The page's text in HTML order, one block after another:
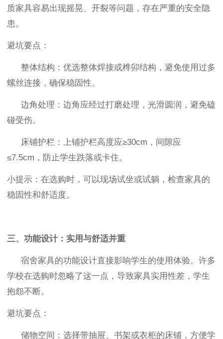
质家具容易出现摇晃、开裂等问题，存在严重的安全隐
患。
避坑要点：
整体结构 ：优选整体焊接或榫卯结构，避免使用过多
螺丝连接，确保稳固性。
边角处理 ：边角应经过打磨处理，光滑圆润，避免磕
碰受伤。
床铺护栏 ：上铺护栏高度应≥30cm ，间隙应
≤7.5cm ，防止学生跌落或卡住。
小提示 ：在选购时，可以现场试坐或试躺，检查家具的
稳固性和舒适度。
三、功能设计：实用与舒适并重
宿舍家具的功能设计直接影响学生的使用体验。许多
学校在选购时忽略了这一点，导致家具实用性差，学生
抱怨不断。
避坑要点：
储物空间 ：选择带抽屉、书架或衣柜的床铺，方便学